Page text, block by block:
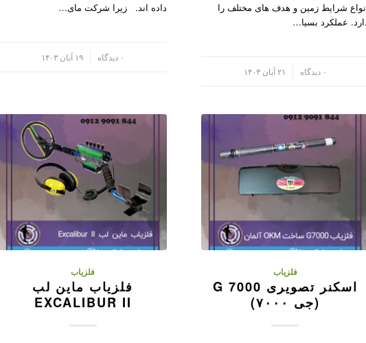
شرایط زمین و هدف های مختلف را
عملکرد بسیا…
۰ دیدگاه ۲۱ آبان ۱۴۰۳
داده اند. زیرا شرکت مای…
۰ دیدگاه ۱۹ آبان ۱۴۰۳
فلزیاب
اسکنر تصویری G 7000
(جی ۷۰۰۰)
فلزیاب
فلزیاب ماین لب
EXCALIBUR II